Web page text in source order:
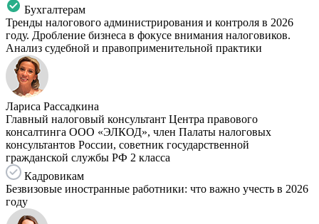
Бухгалтерам
Тренды налогового администрирования и контроля в 2026
году. Дробление бизнеса в фокусе внимания налоговиков.
Анализ судебной и правоприменительной практики
Лариса Рассадкина
Главный налоговый консультант Центра правового
консалтинга ООО «ЭЛКОД», член Палаты налоговых
консультантов России, советник государственной
гражданской службы РФ 2 класса
Кадровикам
Безвизовые иностранные работники: что важно учесть в 2026
году